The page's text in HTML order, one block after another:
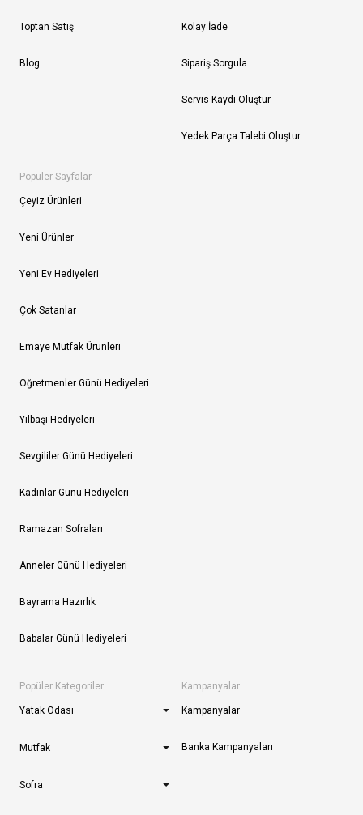
Toptan Satış
Blog
Kolay İade
Sipariş Sorgula
Servis Kaydı Oluştur
Yedek Parça Talebi Oluştur
Popüler Sayfalar
Çeyiz Ürünleri
Yeni Ürünler
Yeni Ev Hediyeleri
Çok Satanlar
Emaye Mutfak Ürünleri
Öğretmenler Günü Hediyeleri
Yılbaşı Hediyeleri
Sevgililer Günü Hediyeleri
Kadınlar Günü Hediyeleri
Ramazan Sofraları
Anneler Günü Hediyeleri
Bayrama Hazırlık
Babalar Günü Hediyeleri
Popüler Kategoriler
Yatak Odası
Mutfak
Sofra
Kampanyalar
Kampanyalar
Banka Kampanyaları